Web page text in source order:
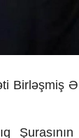
Birləşmiş